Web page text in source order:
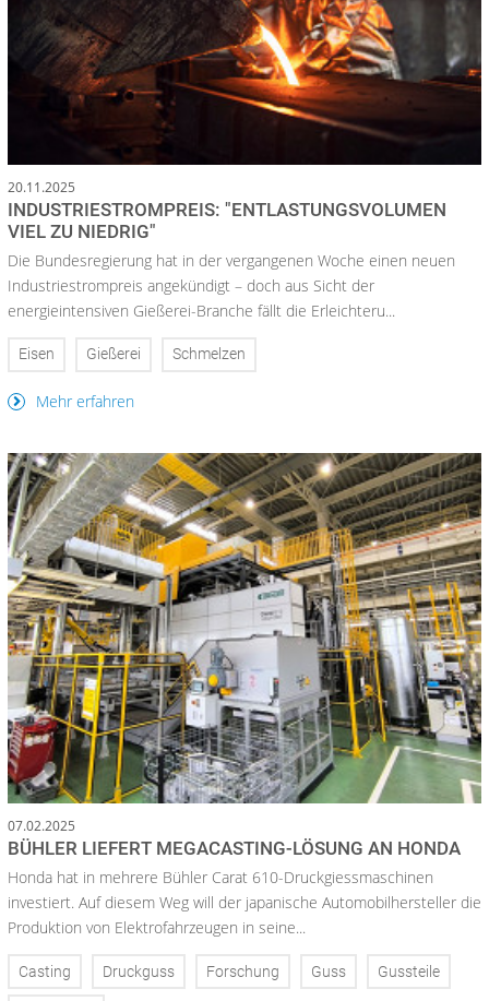
20.11.2025
INDUSTRIESTROMPREIS: "ENTLASTUNGSVOLUMEN
VIEL ZU NIEDRIG"
Die Bundesregierung hat in der vergangenen Woche einen neuen
Industriestrompreis angekündigt – doch aus Sicht der
energieintensiven Gießerei-Branche fällt die Erleichteru...
Eisen Gießerei Schmelzen
Mehr erfahren
07.02.2025
BÜHLER LIEFERT MEGACASTING-LÖSUNG AN HONDA
Honda hat in mehrere Bühler Carat 610-Druckgiessmaschinen
investiert. Auf diesem Weg will der japanische Automobilhersteller die
Produktion von Elektrofahrzeugen in seine...
Casting Druckguss Forschung Guss Gussteile